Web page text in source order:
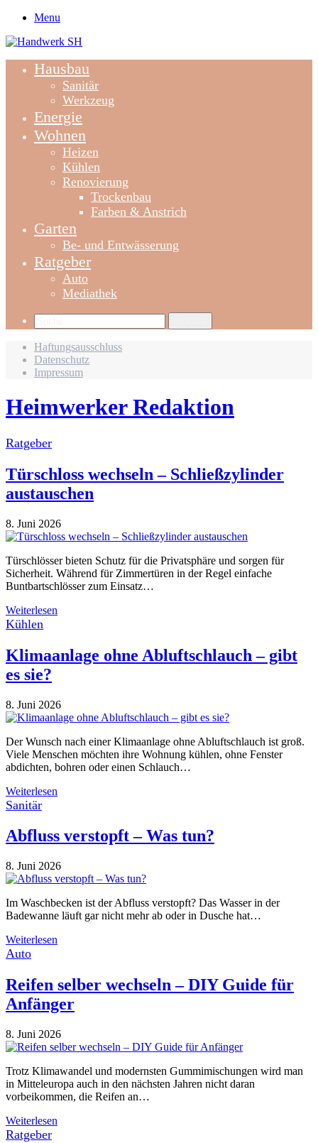
Menu
Hausbau
Sanitär
Werkzeug
Energie
Wohnen
Heizen
Kühlen
Renovierung
Trockenbau
Farben & Anstrich
Garten
Be- und Entwässerung
Ratgeber
Auto
Mediathek
Haftungsausschluss
Datenschutz
Impressum
Heimwerker Redaktion
Ratgeber
Türschloss wechseln – Schließzylinder
austauschen
8. Juni 2026
Türschlösser bieten Schutz für die Privatsphäre und sorgen für
Sicherheit. Während für Zimmertüren in der Regel einfache
Buntbartschlösser zum Einsatz…
Weiterlesen
Kühlen
Klimaanlage ohne Abluftschlauch – gibt
es sie?
8. Juni 2026
Der Wunsch nach einer Klimaanlage ohne Abluftschlauch ist groß.
Viele Menschen möchten ihre Wohnung kühlen, ohne Fenster
abdichten, bohren oder einen Schlauch…
Weiterlesen
Sanitär
Abfluss verstopft – Was tun?
8. Juni 2026
Im Waschbecken ist der Abfluss verstopft? Das Wasser in der
Badewanne läuft gar nicht mehr ab oder in Dusche hat…
Weiterlesen
Auto
Reifen selber wechseln – DIY Guide für
Anfänger
8. Juni 2026
Trotz Klimawandel und modernsten Gummimischungen wird man
in Mitteleuropa auch in den nächsten Jahren nicht daran
vorbeikommen, die Reifen an…
Weiterlesen
Ratgeber